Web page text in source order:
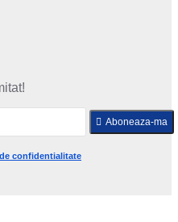
Aboneaza-ma
confidentialitate